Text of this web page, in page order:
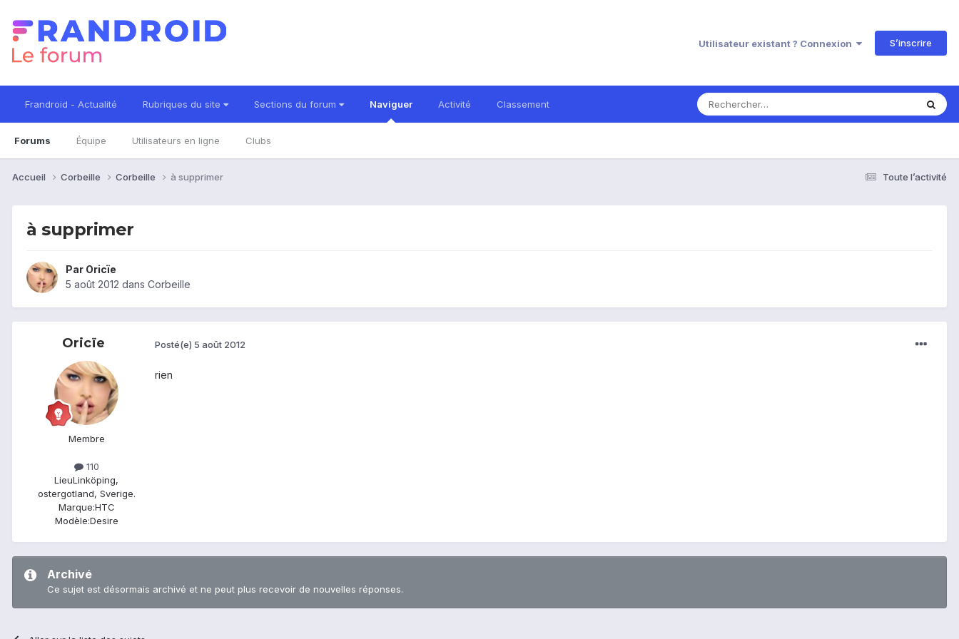
Utilisateur existant ? Connexion S’inscrire
Frandroid - Actualité Rubriques du site Sections du forum Naviguer
Forums Équipe Utilisateurs en ligne Clubs
Activité Classement
Toute l’activité
Accueil Corbeille Corbeille à supprimer
à supprimer
Par Oricïe
5 août 2012 dans Corbeille
Oricïe
Membre
110
LieuLinköping,
ostergotland, Sverige.
Marque:HTC
Modèle:Desire
Posté(e) 5 août 2012
rien
Archivé
Ce sujet est désormais archivé et ne peut plus recevoir de nouvelles réponses.